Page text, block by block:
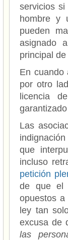
servicios
hombre y
pueden
asignado
principal
En cuando
por otro
licencia
Las
que
incluso
petición
de que el
opuestos
ley tan
excusa de
las